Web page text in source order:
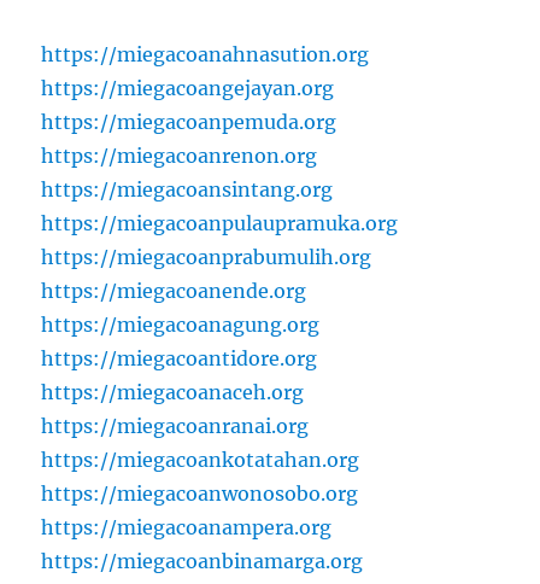
https://miegacoanahnasution.org
https://miegacoangejayan.org
https://miegacoanpemuda.org
https://miegacoanrenon.org
https://miegacoansintang.org
https://miegacoanpulaupramuka.org
https://miegacoanprabumulih.org
https://miegacoanende.org
https://miegacoanagung.org
https://miegacoantidore.org
https://miegacoanaceh.org
https://miegacoanranai.org
https://miegacoankotatahan.org
https://miegacoanwonosobo.org
https://miegacoanampera.org
https://miegacoanbinamarga.org